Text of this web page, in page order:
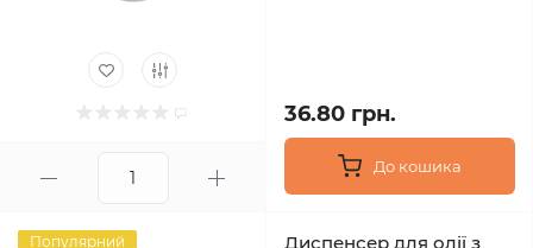
36.80 грн.
До кошика
Популярний
Диспенсер для олії з